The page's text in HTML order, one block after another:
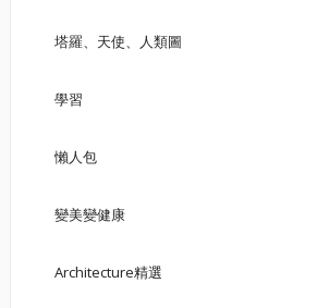
塔羅、天使、人類圖
學習
懶人包
變美變健康
Architecture精選